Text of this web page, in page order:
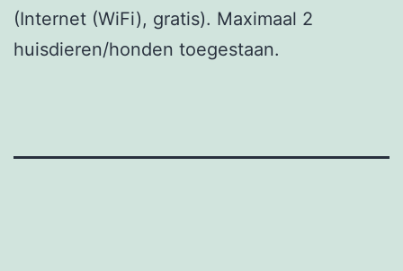
(Internet (WiFi), gratis). Maximaal 2
huisdieren/honden toegestaan.